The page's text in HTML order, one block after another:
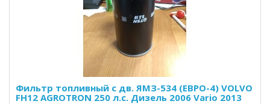
Фильтр топливный с дв. ЯМЗ-534 (ЕВРО-4) VOLVO
FH12 AGROTRON 250 л.с. Дизель 2006 Vario 2013